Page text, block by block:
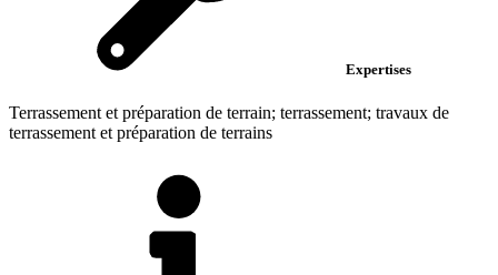
Expertises
Terrassement et préparation de terrain; terrassement; travaux de
terrassement et préparation de terrains